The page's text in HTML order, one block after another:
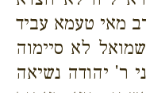
מאי טעמא עביד
לא סיימוה
ר' יהודה נשיאה